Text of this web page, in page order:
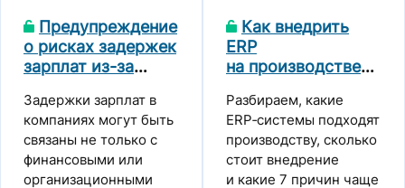
агентов и
исправлениях
пользователей.
Предупреждение
о рисках задержек
зарплат из-за
Задержки зарплат в
компаниях могут быть
связаны не только с
финансовыми или
организационными
Как внедрить
ERP
на производстве
и не провалить
проект
Разбираем, какие
ERP‑системы подходят
производству, сколько
стоит внедрение
и какие 7 причин чаще